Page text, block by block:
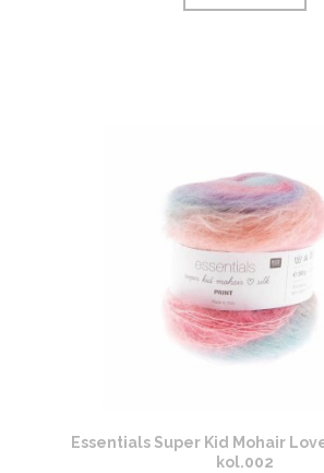
Essentials Super Kid Mohair
kol.002